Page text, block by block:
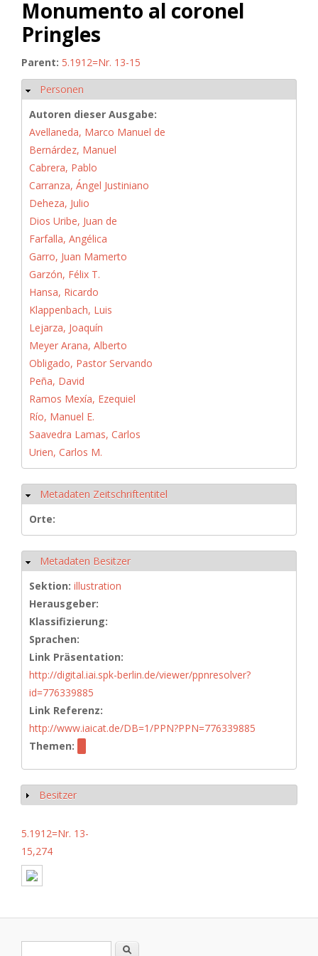
Monumento al coronel
Pringles
Parent: 5.1912=Nr. 13-15
Hide
Personen
Autoren dieser Ausgabe:
Avellaneda, Marco Manuel de
Bernárdez, Manuel
Cabrera, Pablo
Carranza, Ángel Justiniano
Deheza, Julio
Dios Uribe, Juan de
Farfalla, Angélica
Garro, Juan Mamerto
Garzón, Félix T.
Hansa, Ricardo
Klappenbach, Luis
Lejarza, Joaquín
Meyer Arana, Alberto
Obligado, Pastor Servando
Peña, David
Ramos Mexía, Ezequiel
Río, Manuel E.
Saavedra Lamas, Carlos
Urien, Carlos M.
Hide
Metadaten Zeitschriftentitel
Orte:
Hide
Metadaten Besitzer
Sektion: illustration
Herausgeber:
Klassifizierung:
Sprachen:
Link Präsentation:
http://digital.iai.spk-berlin.de/viewer/ppnresolver?
id=776339885
Link Referenz:
http://www.iaicat.de/DB=1/PPN?PPN=776339885
Themen:
Show
Besitzer
5.1912=Nr. 13-
15,274
Search